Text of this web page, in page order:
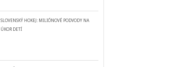
SLOVENSKÝ HOKEJ: MILIÓNOVÉ PODVODY NA
ÚKOR DETÍ